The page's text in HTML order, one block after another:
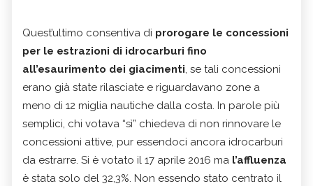
Quest’ultimo consentiva di prorogare le concessioni
per le estrazioni di idrocarburi fino
all’esaurimento dei giacimenti, se tali concessioni
erano già state rilasciate e riguardavano zone a
meno di 12 miglia nautiche dalla costa. In parole più
semplici, chi votava “sì” chiedeva di non rinnovare le
concessioni attive, pur essendoci ancora idrocarburi
da estrarre. Si è votato il 17 aprile 2016 ma l’affluenza
è stata solo del 32,3%. Non essendo stato centrato il